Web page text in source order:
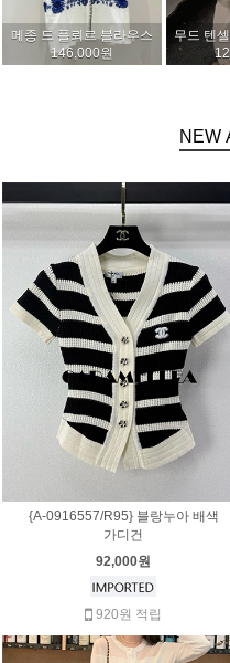
메종 드 플뢰르 블라우스
146,000원
NEW
{A-0916557/R95} 블랑누아 배색
가디건
92,000원
920원 적립